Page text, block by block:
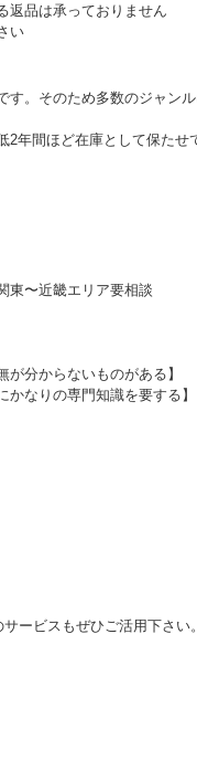
返品は承っておりません
い
す。そのため多数のジャン
年間ほど在庫として保たせ
東〜近畿エリア要相談
が分からないものがある】
かなりの専門知識を要する】
ービスもぜひご活用下さい。